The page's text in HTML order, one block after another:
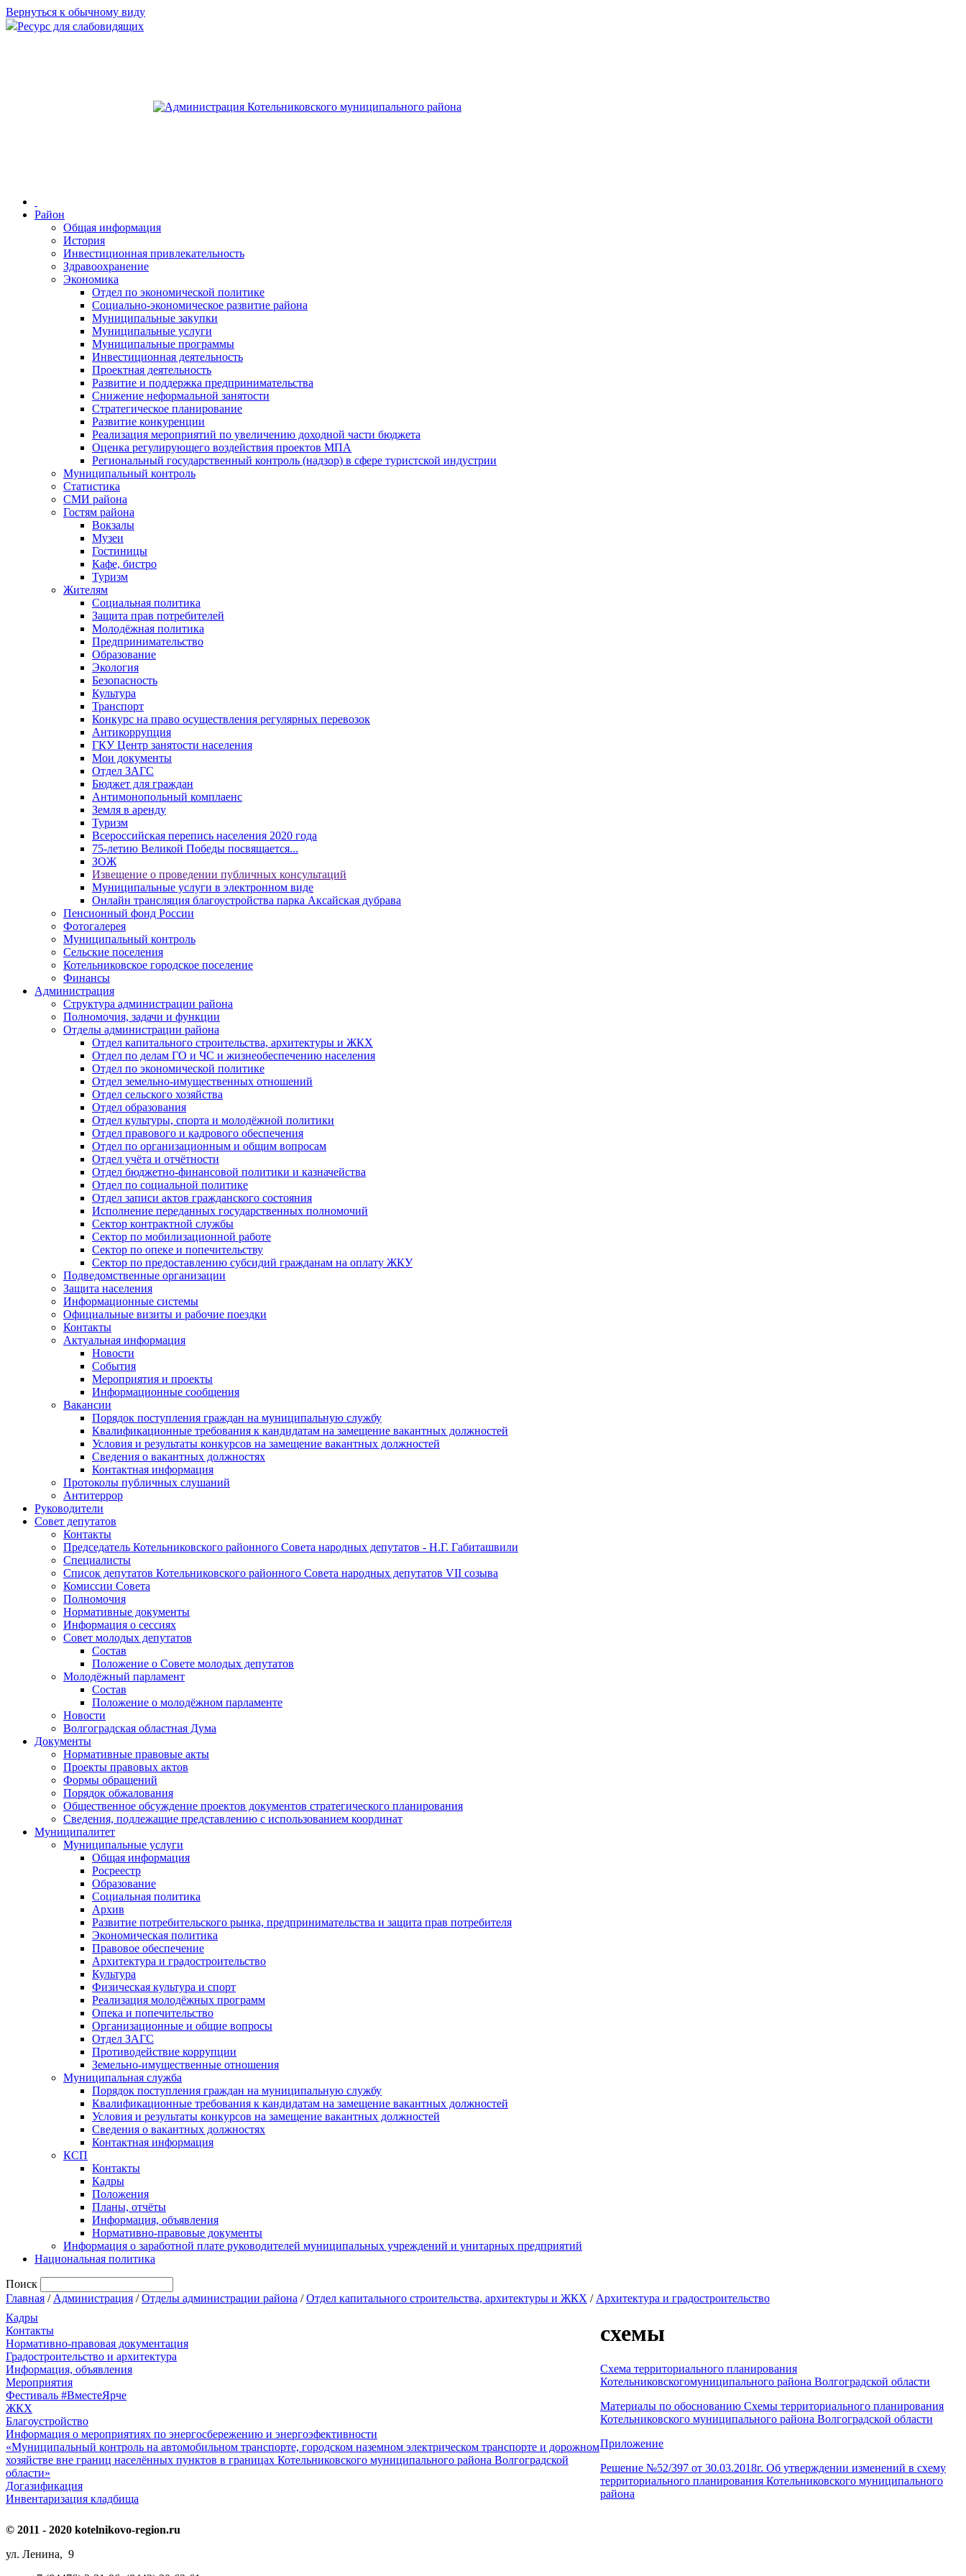
Вернуться к обычному виду
Ресурс для слабовидящих
Район
Общая информация
История
Инвестиционная привлекательность
Здравоохранение
Экономика
Отдел по экономической политике
Социально-экономическое развитие района
Муниципальные закупки
Муниципальные услуги
Муниципальные программы
Инвестиционная деятельность
Проектная деятельность
Развитие и поддержка предпринимательства
Снижение неформальной занятости
Стратегическое планирование
Развитие конкуренции
Реализация мероприятий по увеличению доходной части бюджета
Оценка регулирующего воздействия проектов МПА
Региональный государственный контроль (надзор) в сфере туристской индустрии
Муниципальный контроль
Статистика
СМИ района
Гостям района
Вокзалы
Музеи
Гостиницы
Кафе, бистро
Туризм
Жителям
Социальная политика
Защита прав потребителей
Молодёжная политика
Предпринимательство
Образование
Экология
Безопасность
Культура
Транспорт
Конкурс на право осуществления регулярных перевозок
Антикоррупция
ГКУ Центр занятости населения
Мои документы
Отдел ЗАГС
Бюджет для граждан
Антимонопольный комплаенс
Земля в аренду
Туризм
Всероссийская перепись населения 2020 года
75-летию Великой Победы посвящается...
ЗОЖ
Извещение о проведении публичных консультаций
Муниципальные услуги в электронном виде
Онлайн трансляция благоустройства парка Аксайская дубрава
Пенсионный фонд России
Фотогалерея
Муниципальный контроль
Сельские поселения
Котельниковское городское поселение
Финансы
Администрация
Структура администрации района
Полномочия, задачи и функции
Отделы администрации района
Отдел капитального строительства, архитектуры и ЖКХ
Отдел по делам ГО и ЧС и жизнеобеспечению населения
Отдел по экономической политике
Отдел земельно-имущественных отношений
Отдел сельского хозяйства
Отдел образования
Отдел культуры, спорта и молодёжной политики
Отдел правового и кадрового обеспечения
Отдел по организационным и общим вопросам
Отдел учёта и отчётности
Отдел бюджетно-финансовой политики и казначейства
Отдел по социальной политике
Отдел записи актов гражданского состояния
Исполнение переданных государственных полномочий
Сектор контрактной службы
Сектор по мобилизационной работе
Сектор по опеке и попечительству
Сектор по предоставлению субсидий гражданам на оплату ЖКУ
Подведомственные организации
Защита населения
Информационные системы
Официальные визиты и рабочие поездки
Контакты
Актуальная информация
Новости
События
Мероприятия и проекты
Информационные сообщения
Вакансии
Порядок поступления граждан на муниципальную службу
Квалификационные требования к кандидатам на замещение вакантных должностей
Условия и результаты конкурсов на замещение вакантных должностей
Сведения о вакантных должностях
Контактная информация
Протоколы публичных слушаний
Антитеррор
Руководители
Совет депутатов
Контакты
Председатель Котельниковского районного Совета народных депутатов - Н.Г. Габиташвили
Специалисты
Список депутатов Котельниковского районного Совета народных депутатов VII созыва
Комиссии Совета
Полномочия
Нормативные документы
Информация о сессиях
Совет молодых депутатов
Состав
Положение о Совете молодых депутатов
Молодёжный парламент
Состав
Положение о молодёжном парламенте
Новости
Волгоградская областная Дума
Документы
Нормативные правовые акты
Проекты правовых актов
Формы обращений
Порядок обжалования
Общественное обсуждение проектов документов стратегического планирования
Сведения, подлежащие представлению с использованием координат
Муниципалитет
Муниципальные услуги
Общая информация
Росреестр
Образование
Социальная политика
Архив
Развитие потребительского рынка, предпринимательства и защита прав потребителя
Экономическая политика
Правовое обеспечение
Архитектура и градостроительство
Культура
Физическая культура и спорт
Реализация молодёжных программ
Опека и попечительство
Организационные и общие вопросы
Отдел ЗАГС
Противодействие коррупции
Земельно-имущественные отношения
Муниципальная служба
Порядок поступления граждан на муниципальную службу
Квалификационные требования к кандидатам на замещение вакантных должностей
Условия и результаты конкурсов на замещение вакантных должностей
Сведения о вакантных должностях
Контактная информация
КСП
Контакты
Кадры
Положения
Планы, отчёты
Информация, объявления
Нормативно-правовые документы
Информация о заработной плате руководителей муниципальных учреждений и унитарных предприятий
Национальная политика
Поиск
Главная / Администрация /Отделы администрации района /Отдел капитального строительства, архитектуры и ЖКХ / Архитектура и градостроительство
Кадры
Контакты
Нормативно-правовая документация
Градостроительство и архитектура
Информация, объявления
Мероприятия
Фестиваль #ВместеЯрче
ЖКХ
Благоустройство
Информация о мероприятиях по энергосбережению и энергоэфективности
«Муниципальный контроль на автомобильном транспорте, городском наземном электрическом транспорте и дорожном
хозяйстве вне границ населённых пунктов в границах Котельниковского муниципального района Волгоградской
области»
Догазификация
Инвентаризация кладбища
схемы
Схема территориального планирования
Котельниковскогомуниципального района Волгоградской области
Материалы по обоснованию Схемы территориального планирования
Котельниковского муниципального района Волгоградской области
Приложение
Решение №52/397 от 30.03.2018г. Об утверждении изменений в схему
территориального планирования Котельниковского муниципального
района
© 2011 - 2020 kotelnikovo-region.ru
ул. Ленина, 9